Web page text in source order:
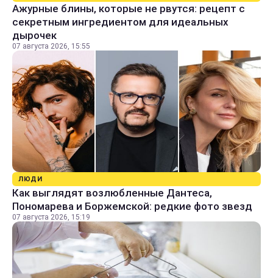
Ажурные блины, которые не рвутся: рецепт с
секретным ингредиентом для идеальных
дырочек
07 августа 2026, 15:55
ЛЮДИ
Как выглядят возлюбленные Дантеса,
Пономарева и Боржемской: редкие фото звезд
07 августа 2026, 15:19